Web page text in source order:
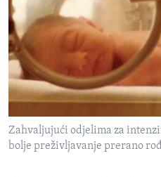
SLOBODA MEDIJA
ŽENSKA STRANA
IZBJEGLIČKA STRANA
MAGAZIN
Learning English
Zahvaljujući odjelima za
bolje preživljavanje prerano